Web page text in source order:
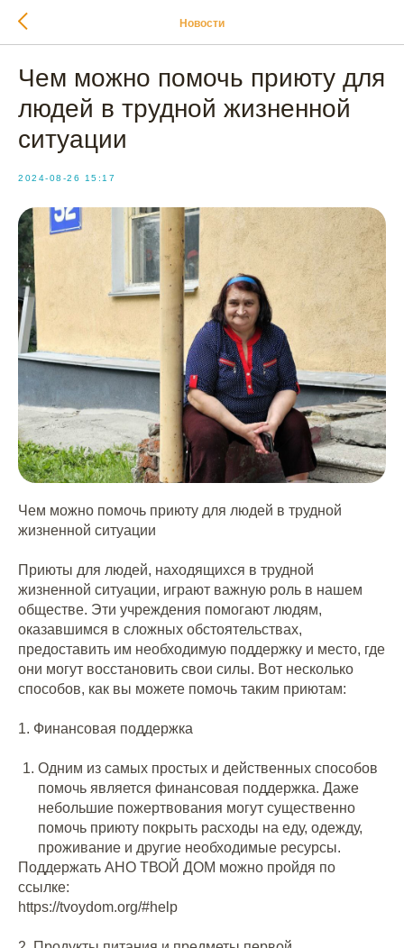
Новости
Чем можно помочь приюту для
людей в трудной жизненной
ситуации
2024-08-26 15:17
Чем можно помочь приюту для людей в трудной
жизненной ситуации
Приюты для людей, находящихся в трудной
жизненной ситуации, играют важную роль в нашем
обществе. Эти учреждения помогают людям,
оказавшимся в сложных обстоятельствах,
предоставить им необходимую поддержку и место, где
они могут восстановить свои силы. Вот несколько
способов, как вы можете помочь таким приютам:
1. Финансовая поддержка
Одним из самых простых и действенных способов
помочь является финансовая поддержка. Даже
небольшие пожертвования могут существенно
помочь приюту покрыть расходы на еду, одежду,
проживание и другие необходимые ресурсы.
Поддержать АНО ТВОЙ ДОМ можно пройдя по
ссылке:
https://tvoydom.org/#help